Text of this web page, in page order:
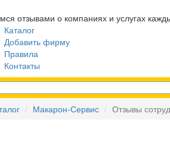
отзывами о компаниях и услугах
Каталог
Добавить фирму
Правила
Контакты
Макарон-Сервис Отзывы